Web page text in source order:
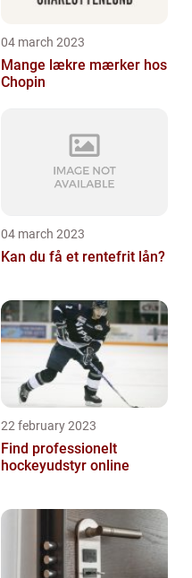
04 march 2023
Mange lækre mærker hos
Chopin
04 march 2023
Kan du få et rentefrit lån?
22 february 2023
Find professionelt
hockeyudstyr online